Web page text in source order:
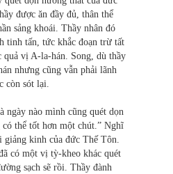
được ăn đầy đủ, thân thể
sảng khoái. Thầy nhân đó
tinh tấn, tức khắc đoạn trừ tất
quả vị A-la-hán. Song, dù thầy
nhưng cũng vẫn phải lãnh
còn sót lại.
ngày nào mình cũng quét dọn
có thể tốt hơn một chút.” Nghĩ
giảng kinh của đức Thế Tôn.
có một vị tỳ-kheo khác quét
sạch sẽ rồi. Thầy đành